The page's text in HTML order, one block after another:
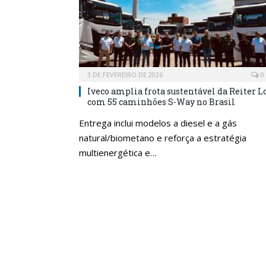
3 DE FEVEREIRO DE 2026 0
Iveco amplia frota sustentável da Reiter
com 55 caminhões S-Way no Brasil
Entrega inclui modelos a diesel e a gás
natural/biometano e reforça a estratégia
multienergética e…